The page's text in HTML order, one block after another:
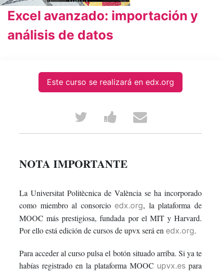
Excel avanzado: importación y
análisis de datos
Este curso se realizará en edx.org
Tweet
that
you've
in
this
course
Post
a
Facebook
to
say
you've
enrolled
Email
someone
you've
enrolled
this
NOTA IMPORTANTE
La Universitat Politècnica de València se ha incorporado
como miembro al consorcio edx.org, la plataforma de
MOOC más prestigiosa, fundada por el MIT y Harvard.
Por ello está edición de cursos de upvx será en edx.org.
Para acceder al curso pulsa el botón situado arriba. Si ya te
habías registrado en la plataforma MOOC upvx.es para